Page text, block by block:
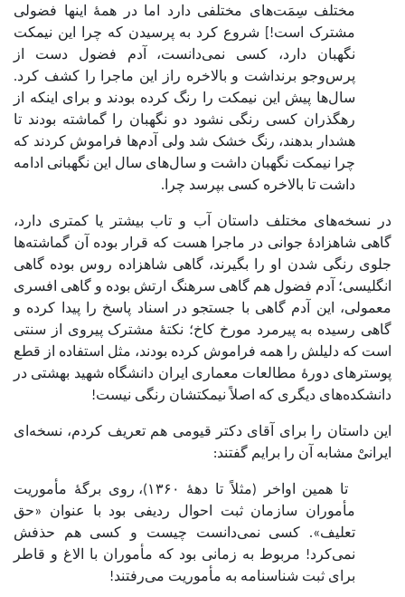
مختلف سِمَت‌های مختلفی دارد اما در همۀ اینها فضولی‌
مشترک است!] شروع کرد به پرسیدن که چرا این نیمکت
نگهبان دارد، کسی نمی‌دانست، آدم فضول دست از
پرس‌وجو برنداشت و بالاخره راز این ماجرا را کشف کرد.
سال‌ها پیش این نیمکت را رنگ کرده بودند و برای اینکه از
رهگذران کسی رنگی نشود دو نگهبان را گماشته بودند تا
هشدار بدهند، رنگ خشک شد ولی آدم‌ها فراموش کردند که
چرا نیمکت نگهبان داشت و سال‌های سال این نگهبانی ادامه
داشت تا بالاخره کسی بپرسد چرا.
در نسخه‌های مختلف داستان آب و تاب بیشتر یا کمتری دارد،
گاهی شاهزادۀ جوانی در ماجرا هست که قرار بوده آن گماشته‌ها
جلوی رنگی شدن او را بگیرند، گاهی شاهزاده روس بوده گاهی
انگلیسی؛ آدم فضول هم گاهی سرهنگ ارتش بوده و گاهی افسری
معمولی، این آدم گاهی با جستجو در اسناد پاسخ را پیدا کرده و
گاهی رسیده به پیرمرد مورخ کاخ؛ نکتۀ مشترک پیروی از سنتی
است که دلیلش را همه فراموش کرده بودند، مثل استفاده از قطع
پوسترهای دورۀ مطالعات معماری ایران دانشگاه شهید بهشتی در
دانشکده‌های دیگری که اصلاً نیمکتشان رنگی نیست!
این داستان را برای آقای دکتر قیومی هم تعریف کردم، نسخه‌ای
ایرانیْ مشابه آن را برایم گفتند:
تا همین اواخر (مثلاً تا دهۀ ۱۳۶۰)، روی برگۀ مأموریت
مأموران سازمان ثبت احوال ردیفی بود با عنوان «حق
تعلیف». کسی نمی‌دانست چیست و کسی هم حذفش
نمی‌کرد! مربوط به زمانی بود که مأموران با الاغ و قاطر
برای ثبت شناسنامه به مأموریت می‌رفتند!